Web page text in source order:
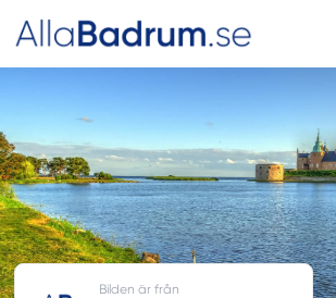
Bilden är från